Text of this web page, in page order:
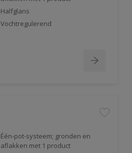
Halfglans
Vochtregulerend
Één-pot-systeem; gronden en
aflakken met 1 product